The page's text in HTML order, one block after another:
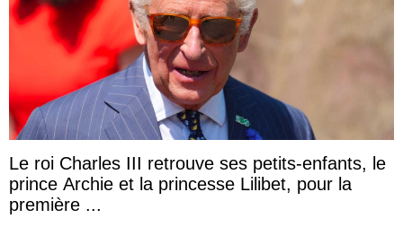
Le roi Charles III retrouve ses petits-enfants, le
prince Archie et la princesse Lilibet, pour la
première ...